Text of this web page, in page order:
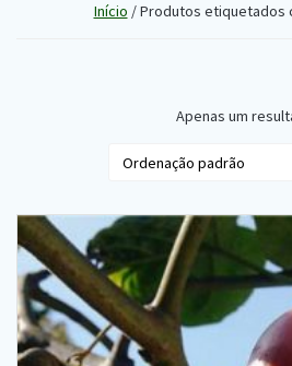
Início / Produtos etiquetados
Apenas um